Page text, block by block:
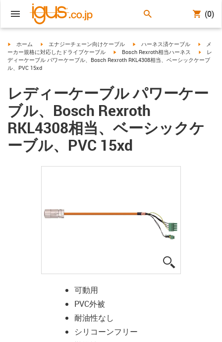
(0)
igus-icon-arrow-right
ホーム igus-icon-arrow-right
エナジーチェーン向けケーブル igus-icon-arrow-right
ハーネス済ケーブル igus-
メ
ーカー規格に対応したドライブケーブル
igus-icon-arrow-right
Bosch Rexroth相当ハーネス igus-
レ
ディーケーブル パワーケーブル、Bosch Rexroth RKL4308相当、ベーシックケーブ
ル、PVC 15xd
レディーケーブル パワーケー
ブル、Bosch Rexroth
RKL4308相当、ベーシックケ
ーブル、PVC 15xd
可動用
PVC外被
耐油性なし
シリコーンフリー